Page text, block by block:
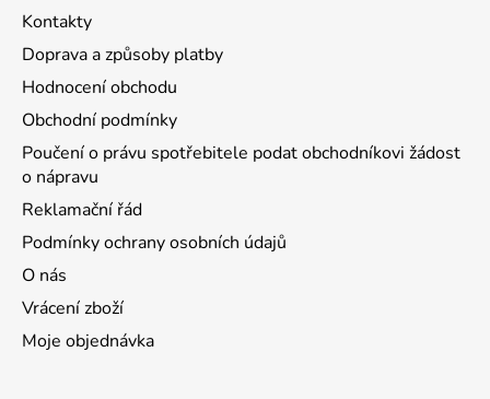
Kontakty
Doprava a způsoby platby
Hodnocení obchodu
Obchodní podmínky
Poučení o právu spotřebitele podat obchodníkovi žádost
o nápravu
Reklamační řád
Podmínky ochrany osobních údajů
O nás
Vrácení zboží
Moje objednávka